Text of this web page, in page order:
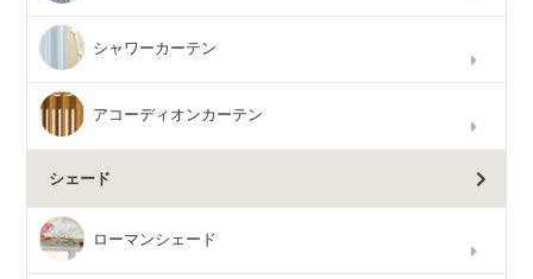
シャワーカーテン
アコーディオンカーテン
シェード
ローマンシェード